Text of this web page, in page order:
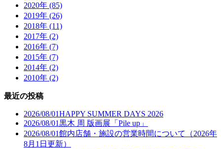
2020年 (85)
2019年 (26)
2018年 (11)
2017年 (2)
2016年 (7)
2015年 (7)
2014年 (2)
2010年 (2)
最近の投稿
2026/08/01HAPPY SUMMER DAYS 2026
2026/08/01黒木 周 版画展「Pile up」
2026/08/01館内店舗・施設の営業時間について（2026年
8月1日更新）